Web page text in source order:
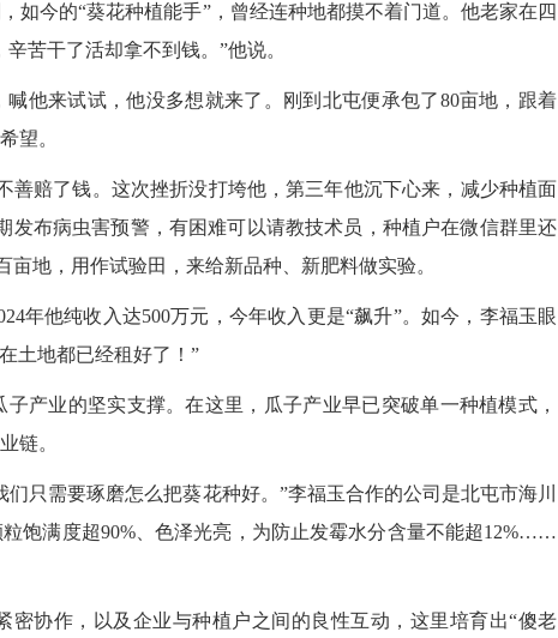
今的“葵花种植能手”，曾经连种地都摸不着门道。他老家在四
苦干了活却拿不到钱。”他说。
他来试试，他没多想就来了。刚到北屯便承包了80亩地，跟着
望。
赔了钱。这次挫折没打垮他，第三年他沉下心来，减少种植面
发布病虫害预警，有困难可以请教技术员，种植户在微信群里还
地，用作试验田，来给新品种、新肥料做实验。
他纯收入达500万元，今年收入更是“飙升”。如今，李福玉眼
土地都已经租好了！”
业的坚实支撑。在这里，瓜子产业早已突破单一种植模式，
链。
需要琢磨怎么把葵花种好。”李福玉合作的公司是北屯市海川
饱满度超90%、色泽光亮，为防止发霉水分含量不能超12%……
协作，以及企业与种植户之间的良性互动，这里培育出“傻老